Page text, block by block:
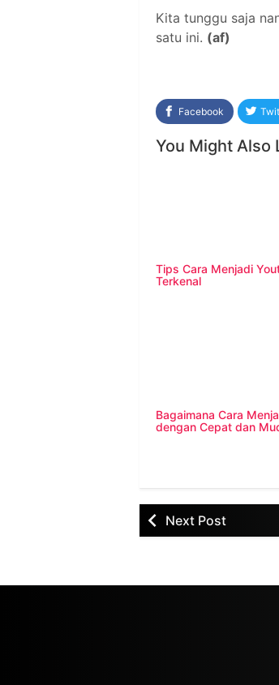
Kita tunggu saja
satu ini. (af)
Facebook
You Might Also
Tips Cara Menjadi
Terkenal
Bagaimana Cara
dengan Cepat dan
Next Post